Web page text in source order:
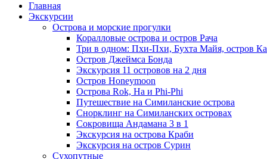
Главная
Экскурсии
Острова и морские прогулки
Коралловые острова и остров Рача
Три в одном: Пхи-Пхи, Бухта Майя, остров
Остров Джеймса Бонда
Экскурсия 11 островов на 2 дня
Остров Honeymoon
Острова Rok, Ha и Phi-Phi
Путешествие на Симиланские острова
Снорклинг на Симиланских островах
Сокровища Андамана 3 в 1
Экскурсия на острова Краби
Экскурсия на остров Сурин
Сухопутные